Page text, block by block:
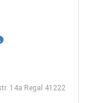
14a Regal 41222